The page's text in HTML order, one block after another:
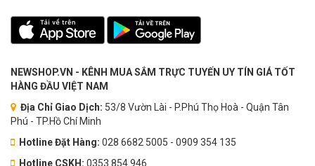
NEWSHOP.VN - KÊNH MUA SẮM TRỰC TUYẾN UY TÍN GIÁ TỐT
HÀNG ĐẦU VIỆT NAM
Địa Chỉ Giao Dịch: 53/8 Vườn Lài - P.Phú Thọ Hoà - Quận Tân
Phú - TP.Hồ Chí Minh
Hotline Đặt Hàng: 028 6682 5005 - 0909 354 135
Hotline CSKH: 0353.854.946